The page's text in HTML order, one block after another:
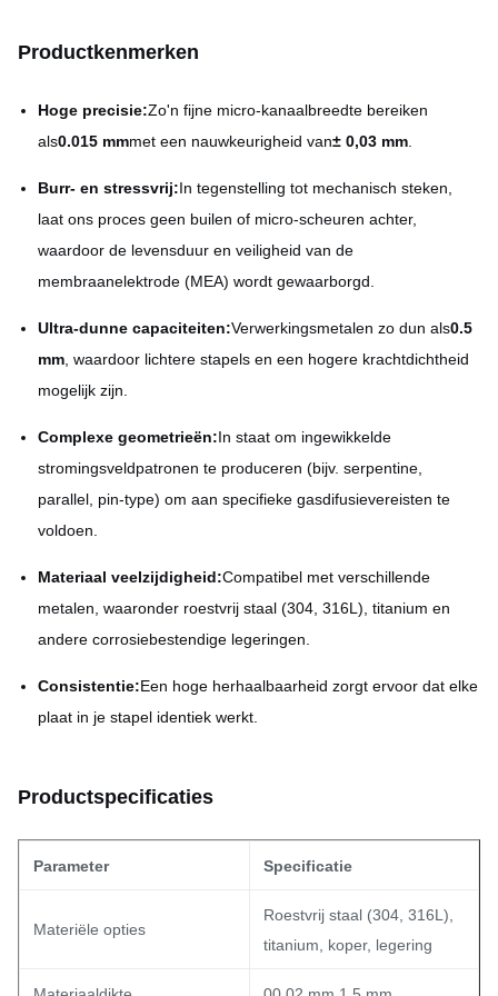
Productkenmerken
Hoge precisie:Zo'n fijne micro-kanaalbreedte bereiken
als0.015 mmmet een nauwkeurigheid van± 0,03 mm
Burr- en stressvrij:In tegenstelling tot mechanisch steken,
laat ons proces geen builen of micro-scheuren achter,
waardoor de levensduur en veiligheid van de
membraanelektrode (MEA) wordt gewaarborgd.
Ultra-dunne capaciteiten:Verwerkingsmetalen zo dun als0.5
mm , waardoor lichtere stapels en een hogere krachtdichtheid
mogelijk zijn.
Complexe geometrieën:In staat om ingewikkelde
stromingsveldpatronen te produceren (bijv. serpentine,
parallel, pin-type) om aan specifieke gasdifusievereisten te
voldoen.
Materiaal veelzijdigheid:Compatibel met verschillende
metalen, waaronder roestvrij staal (304, 316L), titanium en
andere corrosiebestendige legeringen.
Consistentie:Een hoge herhaalbaarheid zorgt ervoor dat elke
plaat in je stapel identiek werkt.
Productspecificaties
Parameter Specificatie
Materiële opties
Roestvrij staal (304, 316L),
titanium, koper, legering